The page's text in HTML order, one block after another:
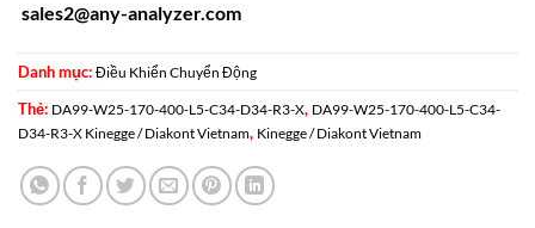
sales2@any-analyzer.com
Danh mục: Điều Khiển Chuyển Động
Thẻ: DA99-W25-170-400-L5-C34-D34-R3-X, DA99-W25-170-400-L5-C34-
D34-R3-X Kinegge / Diakont Vietnam, Kinegge / Diakont Vietnam